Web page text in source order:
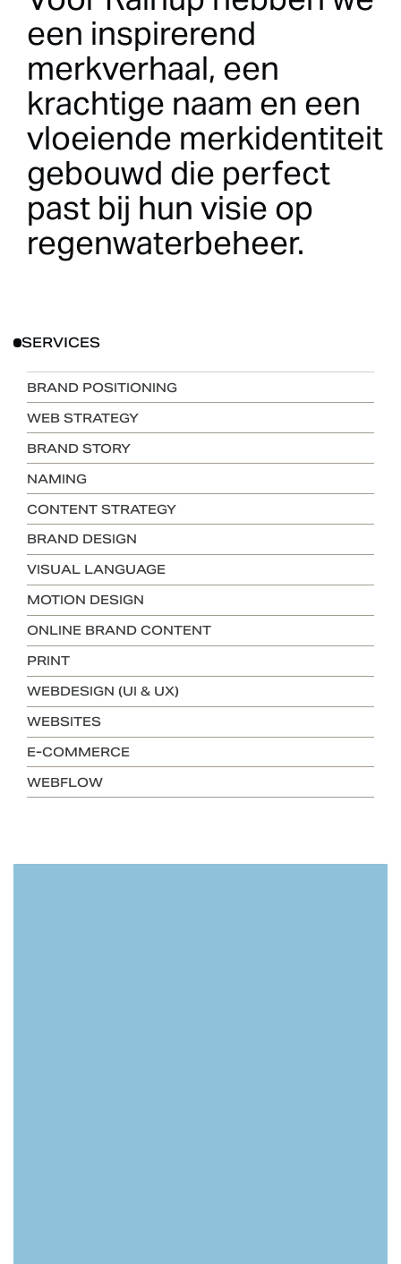
een inspirerend
merkverhaal, een
krachtige naam en een
vloeiende merkidentiteit
gebouwd die perfect
past bij hun visie op
regenwaterbeheer.
SERVICES
BRAND POSITIONING
WEB STRATEGY
BRAND STORY
NAMING
CONTENT STRATEGY
BRAND DESIGN
VISUAL LANGUAGE
MOTION DESIGN
ONLINE BRAND CONTENT
PRINT
WEBDESIGN (UI & UX)
WEBSITES
E-COMMERCE
WEBFLOW